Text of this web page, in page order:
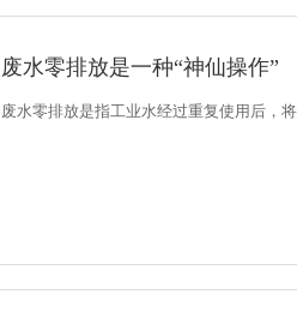
废水零排放是一种“神仙操作”
废水零排放是指工业水经过重复使用后，